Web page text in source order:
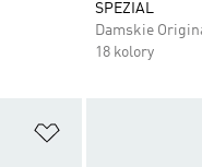
SPEZIAL
Damskie
18 kolory